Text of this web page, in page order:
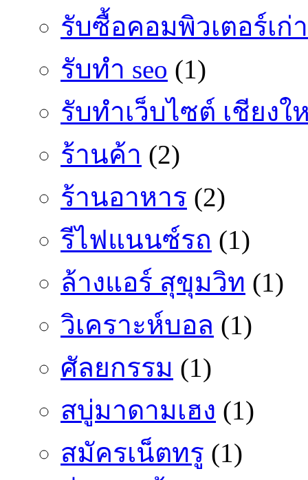
รับซื้อคอมพิวเตอร์เก่า
รับทำ seo (1)
รับทำเว็บไซต์ เชียงใ
ร้านค้า (2)
ร้านอาหาร (2)
รีไฟแนนซ์รถ (1)
ล้างแอร์ สุขุมวิท (1)
วิเคราะห์บอล (1)
ศัลยกรรม (1)
สบู่มาดามเฮง (1)
สมัครเน็ตทรู (1)